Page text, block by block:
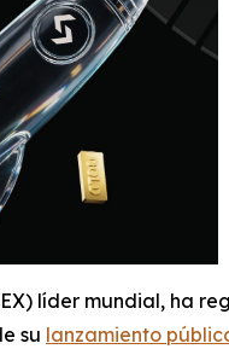
líder mundial, ha
su lanzamiento